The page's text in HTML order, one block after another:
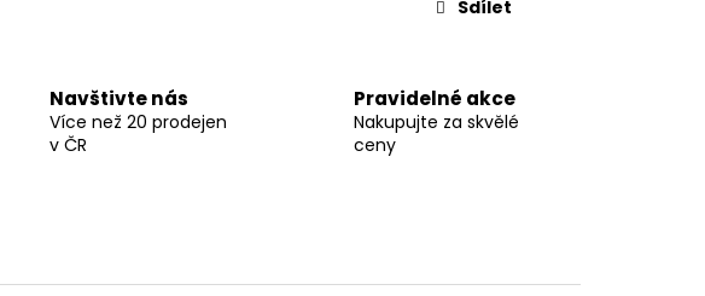
Sdílet
Navštivte nás
Více než 20 prodejen
v ČR
Pravidelné akce
Nakupujte za skvělé
ceny